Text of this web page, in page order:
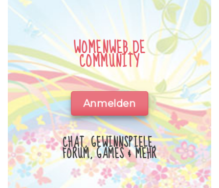
WOMENWEB.DE
COMMUNITY
Anmelden
CHAT, GEWINNSPIELE,
FORUM, GAMES & MEHR